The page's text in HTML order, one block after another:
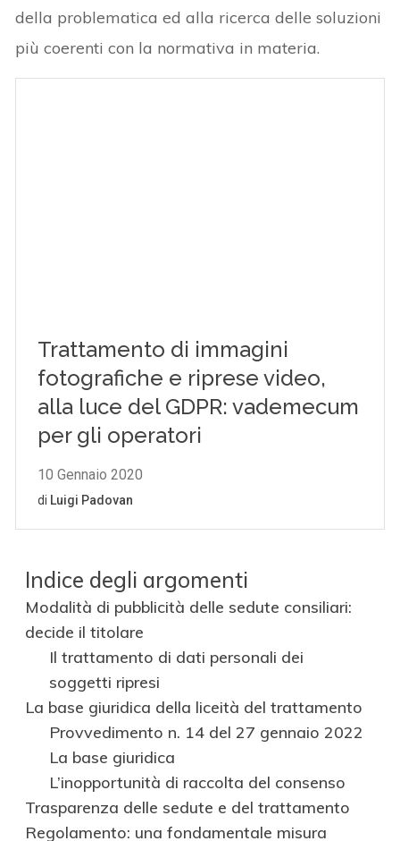
della problematica ed alla ricerca delle soluzioni
più coerenti con la normativa in materia.
Indice degli argomenti
Modalità di pubblicità delle sedute consiliari:
decide il titolare
Il trattamento di dati personali dei
soggetti ripresi
La base giuridica della liceità del trattamento
Provvedimento n. 14 del 27 gennaio 2022
La base giuridica
L’inopportunità di raccolta del consenso
Trasparenza delle sedute e del trattamento
Regolamento: una fondamentale misura